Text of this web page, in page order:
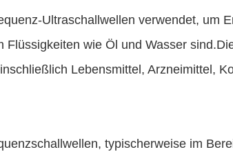
Ultraschallwellen verwendet, um
wie Öl und Wasser
Lebensmittel, Arzneimittel,
typischerweise im